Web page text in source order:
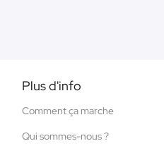
Plus d'info
Comment ça marche
Qui sommes-nous ?